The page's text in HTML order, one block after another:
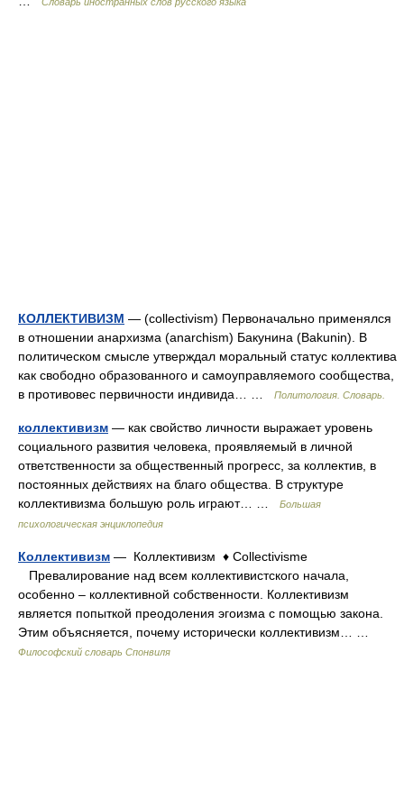
КОЛЛЕКТИВИЗМ — (collectivism) Первоначально применялся
в отношении анархизма (anarchism) Бакунина (Bakunin). В
политическом смысле утверждал моральный статус коллектива
как свободно образованного и самоуправляемого сообщества,
в противовес первичности индивида… …
Политология. Словарь.
коллективизм — как свойство личности выражает уровень
социального развития человека, проявляемый в личной
ответственности за общественный прогресс, за коллектив, в
постоянных действиях на благо общества. В структуре
коллективизма большую роль играют… …
Большая
психологическая энциклопедия
Коллективизм — Коллективизм ♦ Collectivisme
Превалирование над всем коллективистского начала,
особенно – коллективной собственности. Коллективизм
является попыткой преодоления эгоизма с помощью закона.
Этим объясняется, почему исторически коллективизм… …
Философский словарь Спонвиля